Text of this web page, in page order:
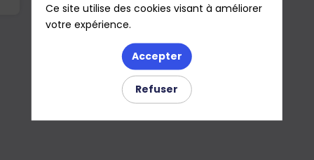
Ce site utilise des cookies visant à améliorer
votre expérience.
Accepter
Refuser